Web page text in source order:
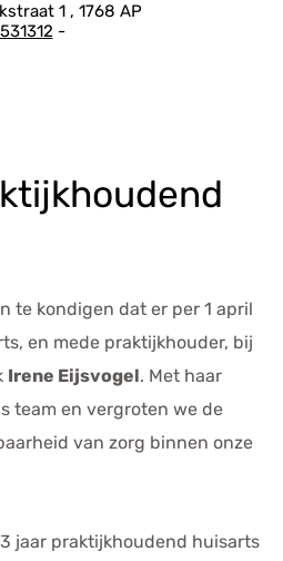
1
1768 AP
te kondigen dat er per 1 april
en mede praktijkhouder, bij
Irene Eijsvogel. Met haar
team en vergroten we de
van zorg binnen onze
jaar praktijkhoudend huisarts